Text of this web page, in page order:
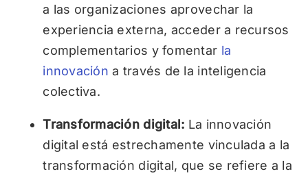
a las organizaciones aprovechar la
experiencia externa, acceder a recursos
complementarios y fomentar la
innovación a través de la inteligencia
colectiva.
Transformación digital: La innovación
digital está estrechamente vinculada a la
transformación digital, que se refiere a la